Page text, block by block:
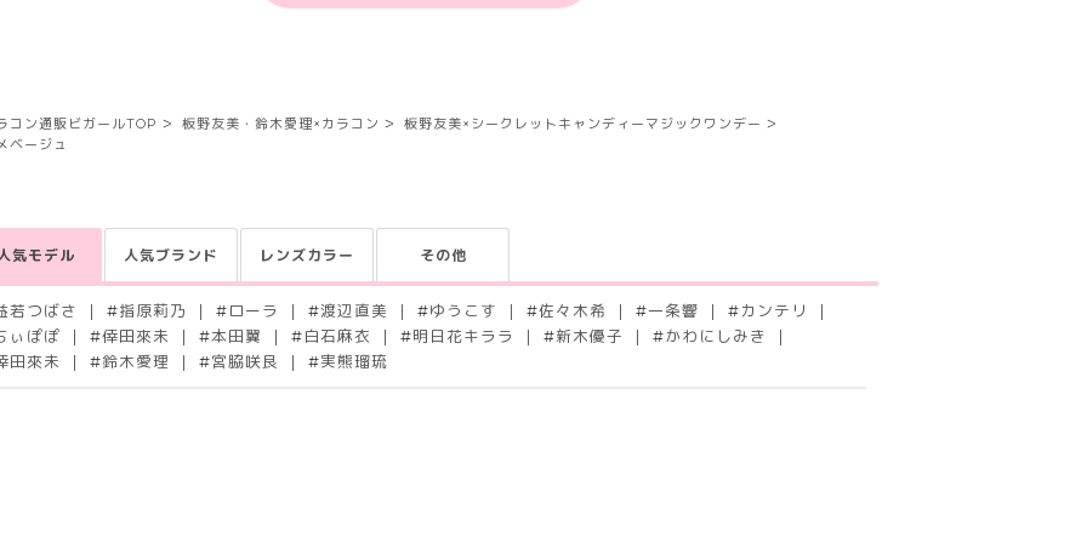
コン通販ビガールTOP 板野友美・鈴木愛理×カラコン
板野友美×シークレットキャンディーマジックワンデー
ベージュ
気モデル 人気ブランド レンズカラー その他
若つばさ #指原莉乃 # ローラ #渡辺直美 #ゆうこす #佐々木希 #一条響 # カンテリ
ぃぽぽ #倖田來未 #本田翼 # 白石麻衣 #明日花キララ #新木優子 #かわにしみき
田來未 #鈴木愛理 #宮脇咲良 #実熊瑠琉